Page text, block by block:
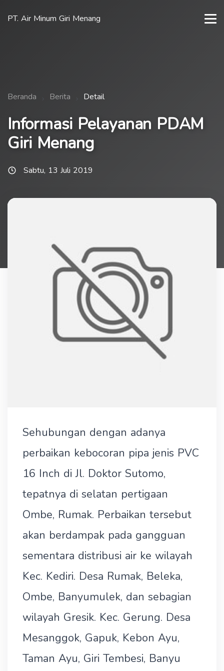
PT. Air Minum Giri Menang
Beranda Berita Detail
Informasi Pelayanan PDAM
Giri Menang
Sabtu, 13 Juli 2019
Sehubungan dengan adanya
perbaikan kebocoran pipa jenis PVC
16 Inch di Jl. Doktor Sutomo,
tepatnya di selatan pertigaan
Ombe, Rumak. Perbaikan tersebut
akan berdampak pada gangguan
sementara distribusi air ke wilayah
Kec. Kediri. Desa Rumak, Beleka,
Ombe, Banyumulek, dan sebagian
wilayah Gresik. Kec. Gerung. Desa
Mesanggok, Gapuk, Kebon Ayu,
Taman Ayu, Giri Tembesi, Banyu